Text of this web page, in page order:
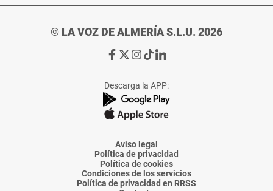
© LA VOZ DE ALMERÍA S.L.U. 2026
Ir
de
La
Voz
Almería
Ir
de
La
Voz
Almería
Ir
de
La
Voz
Almería
Ir
de
La
Voz
Almería
Ir
de
La
Voz
Descarga la APP:
Aviso legal
Política de privacidad
Política de cookies
Condiciones de los servicios
Política de privacidad en RRSS